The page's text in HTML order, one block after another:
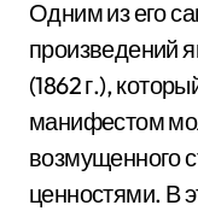
Одним из его
произведений
(1862 г.),
манифестом
возмущенного
ценностями. В